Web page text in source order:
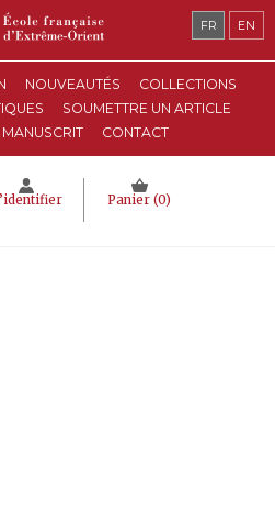
NOUVEAUTÉS
COLLECTIONS
SOUMETTRE UN ARTICLE
CONTACT
Panier (0)
FR EN